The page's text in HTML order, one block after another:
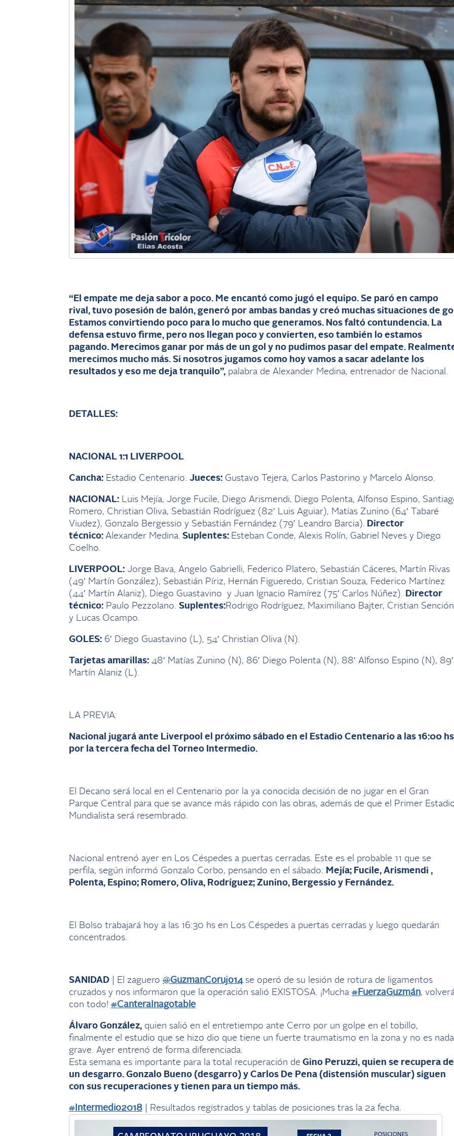
“El empate me deja sabor a poco. Me encantó como jugó el equipo. Se paró en campo
rival, tuvo posesión de balón, generó por ambas bandas y creó muchas situaciones de
Estamos convirtiendo poco para lo mucho que generamos. Nos faltó contundencia. La
defensa estuvo firme, pero nos llegan poco y convierten, eso también lo estamos
pagando. Merecimos ganar por más de un gol y no pudimos pasar del empate.
merecimos mucho más. Si nosotros jugamos como hoy vamos a sacar adelante los
resultados y eso me deja tranquilo”,palabra de Alexander Medina, entrenador de Nacional.
DETALLES:
NACIONAL 1:1 LIVERPOOL
Cancha:Estadio Centenario. Jueces:Gustavo Tejera, Carlos Pastorino y Marcelo Alonso.
NACIONAL:Luis Mejía, Jorge Fucile, Diego Arismendi, Diego Polenta, Alfonso Espino,
Romero, Christian Oliva, Sebastián Rodríguez (82′ Luis Aguiar), Matías Zunino (64′ Tabaré
Viudez), Gonzalo Bergessio y Sebastián Fernández (79′ Leandro Barcia). Director
técnico: Alexander Medina. Suplentes: Esteban Conde, Alexis Rolín, Gabriel Neves y Diego
Coelho.
LIVERPOOL:Jorge Bava, Angelo Gabrielli, Federico Platero, Sebastián Cáceres, Martín Rivas
(49′ Martín González), Sebastián Píriz, Hernán Figueredo, Cristian Souza, Federico Martínez
(44′ Martín Alaniz), Diego Guastavino y Juan Ignacio Ramírez (75′ Carlos Núñez). Director
técnico:Paulo Pezzolano. Suplentes:Rodrigo Rodríguez, Maximiliano Bajter, Cristian Sención
y Lucas Ocampo.
GOLES:6′ Diego Guastavino (L), 54′ Christian Oliva (N).
Tarjetas amarillas:48′ Matías Zunino (N), 86′ Diego Polenta (N), 88′ Alfonso Espino (N), 89′
Martín Alaniz (L).
LA PREVIA:
Nacional jugará ante Liverpool el próximo sábado en el Estadio Centenario a las 16:00 hs
por la tercera fecha del Torneo Intermedio.
El Decano será local en el Centenario por la ya conocida decisión de no jugar en el Gran
Parque Central para que se avance más rápido con las obras, además de que el Primer
Mundialista será resembrado.
Nacional entrenó ayer en Los Céspedes a puertas cerradas. Este es el probable 11 que se
perfila, según informó Gonzalo Corbo, pensando en el sábado: Mejía; Fucile, Arismendi ,
Polenta, Espino; Romero, Oliva, Rodríguez; Zunino, Bergessio y Fernández.
El Bolso trabajará hoy a las 16:30 hs en Los Céspedes a puertas cerradas y luego quedarán
concentrados.
SANIDAD| El zaguero@GuzmanCorujo14se operó de su lesión de rotura de ligamentos
cruzados y nos informaron que la operación salió EXISTOSA. ¡Mucha#FuerzaGuzmán,
con todo!#CanteraInagotable
Álvaro González,quien salió en el entretiempo ante Cerro por un golpe en el tobillo,
finalmente el estudio que se hizo dio que tiene un fuerte traumatismo en la zona y no es nada
grave. Ayer entrenó de forma diferenciada.
Esta semana es importante para la total recuperación de Gino Peruzzi, quien se recupera de
un desgarro. Gonzalo Bueno (desgarro) y Carlos De Pena (distensión muscular) siguen
con sus recuperaciones y tienen para un tiempo más.
#Intermedio2018| Resultados registrados y tablas de posiciones tras la 2a fecha.